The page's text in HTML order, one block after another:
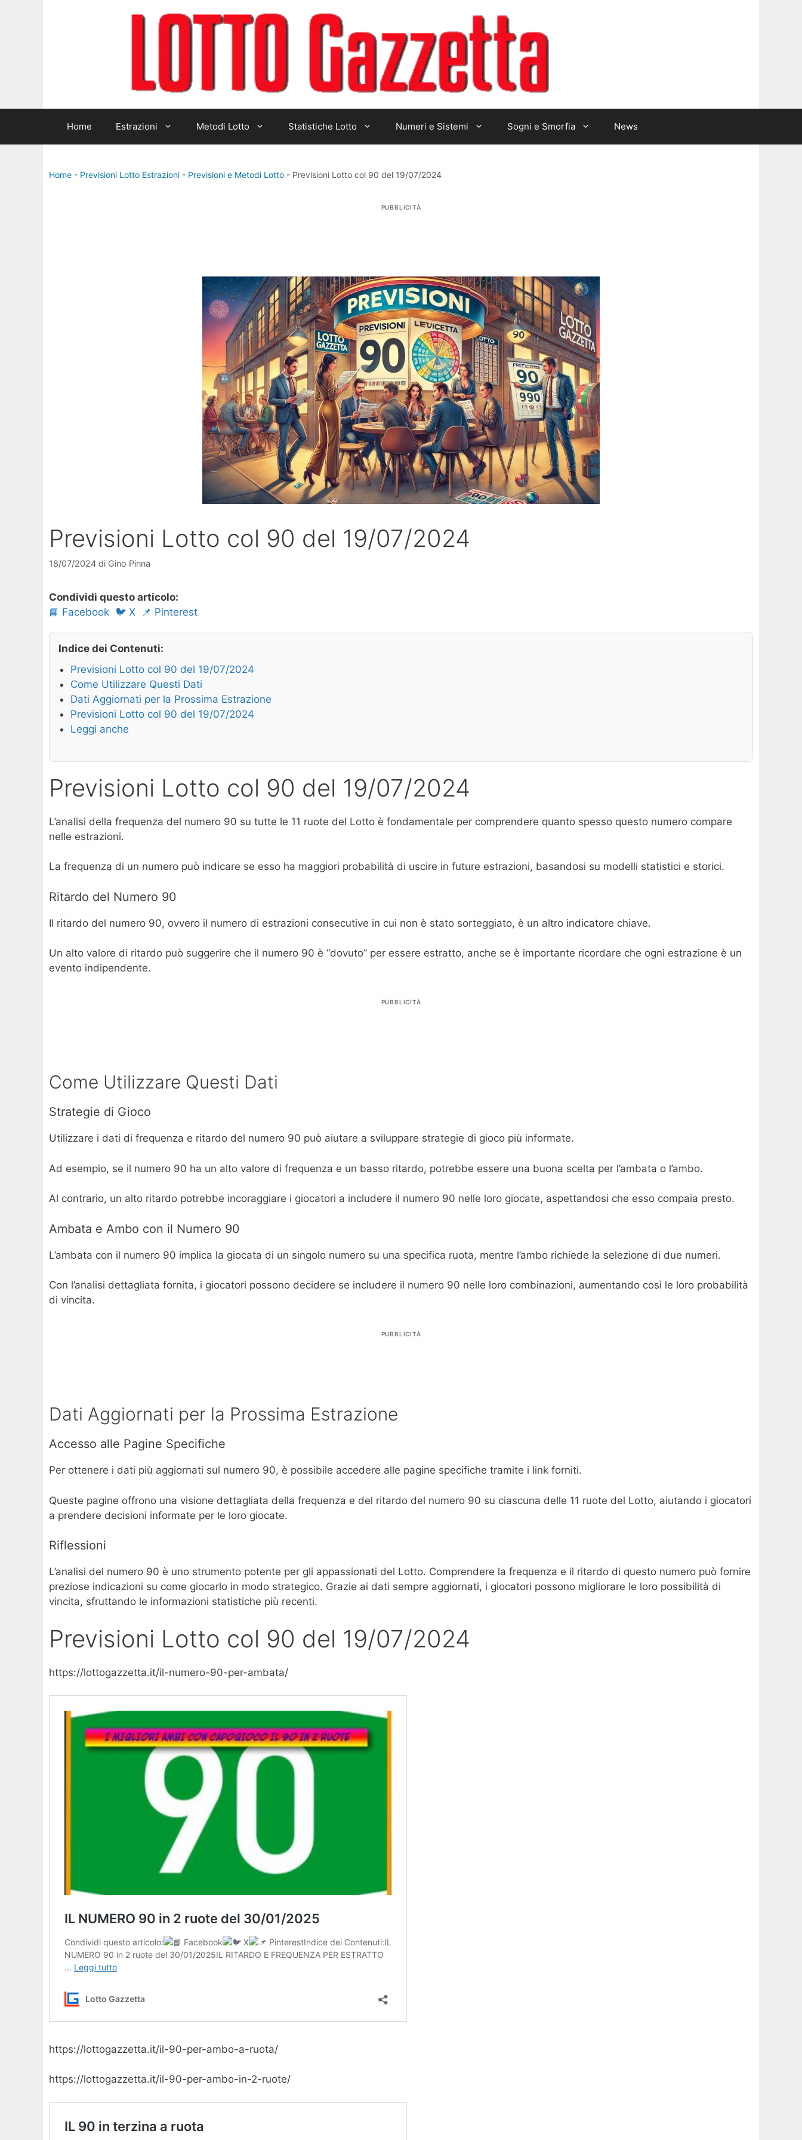
Home Estrazioni Metodi Lotto Statistiche Lotto Numeri e Sistemi Sogni e Smorfia News
Home - Previsioni Lotto Estrazioni - Previsioni e Metodi Lotto - Previsioni Lotto col 90 del 19/07/2024
PUBBLICITÀ
Previsioni Lotto col 90 del 19/07/2024
18/07/2024 di Gino Pinna
Condividi questo articolo:
📘 Facebook 🐦 X 📌 Pinterest
Indice dei Contenuti:
Previsioni Lotto col 90 del 19/07/2024
Come Utilizzare Questi Dati
Dati Aggiornati per la Prossima Estrazione
Previsioni Lotto col 90 del 19/07/2024
Leggi anche
Previsioni Lotto col 90 del 19/07/2024
L’analisi della frequenza del numero 90 su tutte le 11 ruote del Lotto è fondamentale per comprendere quanto spesso questo numero compare
nelle estrazioni.
La frequenza di un numero può indicare se esso ha maggiori probabilità di uscire in future estrazioni, basandosi su modelli statistici e storici.
Ritardo del Numero 90
Il ritardo del numero 90, ovvero il numero di estrazioni consecutive in cui non è stato sorteggiato, è un altro indicatore chiave.
Un alto valore di ritardo può suggerire che il numero 90 è “dovuto” per essere estratto, anche se è importante ricordare che ogni estrazione è un
evento indipendente.
PUBBLICITÀ
Come Utilizzare Questi Dati
Strategie di Gioco
Utilizzare i dati di frequenza e ritardo del numero 90 può aiutare a sviluppare strategie di gioco più informate.
Ad esempio, se il numero 90 ha un alto valore di frequenza e un basso ritardo, potrebbe essere una buona scelta per l’ambata o l’ambo.
Al contrario, un alto ritardo potrebbe incoraggiare i giocatori a includere il numero 90 nelle loro giocate, aspettandosi che esso compaia presto.
Ambata e Ambo con il Numero 90
L’ambata con il numero 90 implica la giocata di un singolo numero su una specifica ruota, mentre l’ambo richiede la selezione di due numeri.
Con l’analisi dettagliata fornita, i giocatori possono decidere se includere il numero 90 nelle loro combinazioni, aumentando così le loro probabilità
di vincita.
PUBBLICITÀ
Dati Aggiornati per la Prossima Estrazione
Accesso alle Pagine Specifiche
Per ottenere i dati più aggiornati sul numero 90, è possibile accedere alle pagine specifiche tramite i link forniti.
Queste pagine offrono una visione dettagliata della frequenza e del ritardo del numero 90 su ciascuna delle 11 ruote del Lotto, aiutando i giocatori
a prendere decisioni informate per le loro giocate.
Riflessioni
L’analisi del numero 90 è uno strumento potente per gli appassionati del Lotto. Comprendere la frequenza e il ritardo di questo numero può fornire
preziose indicazioni su come giocarlo in modo strategico. Grazie ai dati sempre aggiornati, i giocatori possono migliorare le loro possibilità di
vincita, sfruttando le informazioni statistiche più recenti.
Previsioni Lotto col 90 del 19/07/2024
https://lottogazzetta.it/il-numero-90-per-ambata/
https://lottogazzetta.it/il-90-per-ambo-a-ruota/
https://lottogazzetta.it/il-90-per-ambo-in-2-ruote/